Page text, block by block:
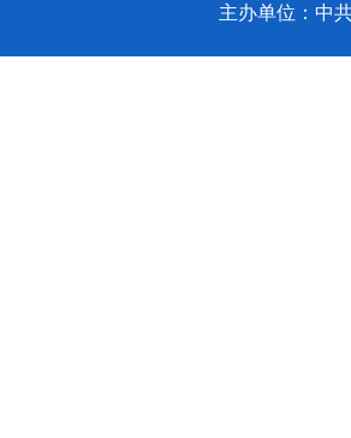
主办单位：中